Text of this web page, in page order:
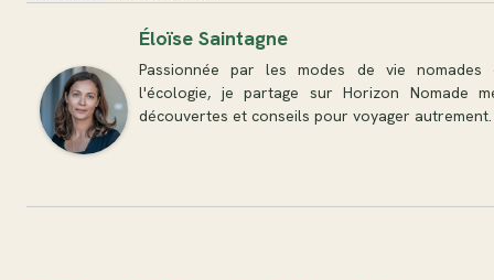
Éloïse Saintagne
Passionnée par les modes de vie nomades
l'écologie, je partage sur Horizon Nomade
découvertes et conseils pour voyager autrement.